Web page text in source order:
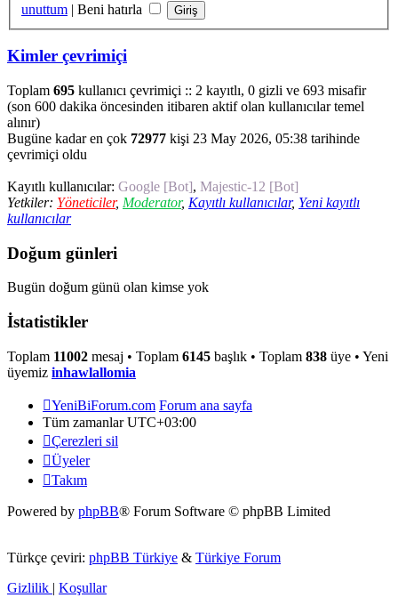
unuttum | Beni hatırla
Kimler çevrimiçi
Toplam 695 kullanıcı çevrimiçi :: 2 kayıtlı, 0 gizli ve 693 misafir
(son 600 dakika öncesinden itibaren aktif olan kullanıcılar temel
alınır)
Bugüne kadar en çok 72977 kişi 23 May 2026, 05:38 tarihinde
çevrimiçi oldu
Kayıtlı kullanıcılar: Google [Bot], Majestic-12 [Bot]
Yetkiler: Yöneticiler, Moderator, Kayıtlı kullanıcılar, Yeni kayıtlı
kullanıcılar
Doğum günleri
Bugün doğum günü olan kimse yok
İstatistikler
Toplam 11002 mesaj • Toplam 6145 başlık • Toplam 838 üye • Yeni
üyemiz inhawlallomia
YeniBiForum.com Forum ana sayfa
Tüm zamanlarUTC+03:00
Çerezleri sil
Üyeler
Takım
Powered by phpBB® Forum Software © phpBB Limited
Türkçe çeviri: phpBB Türkiye & Türkiye Forum
Gizlilik | Koşullar